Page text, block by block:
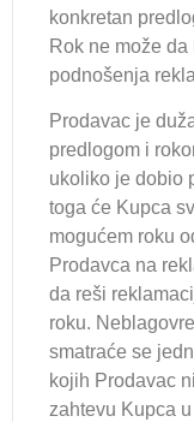
konkretan
Rok ne može
podnošenja
Prodavac je
predlogom i
ukoliko je dobio
toga će Kupca
mogućem roku
Prodavca na
da reši
roku.
smatraće se
kojih Prodavac
zahtevu Kupca